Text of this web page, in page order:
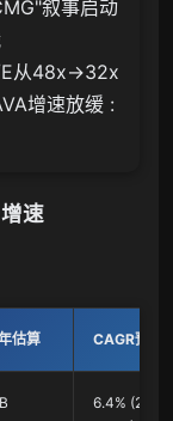
速
估算 CAGR预测
6.4%